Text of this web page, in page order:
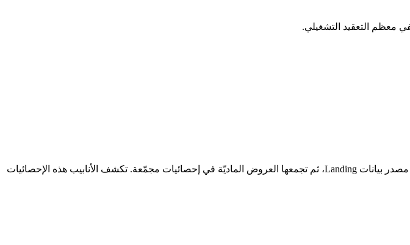
تبدو البنية المعمارية كما يلي. يرسل تطبيق Next.js الأحداث إلى Tinybird Events API. يخزنها Tinybird في مصدر بيانات Landing، ثم تجمعها العروض الماديّة في إحصائيات مجمّعة. تكشف الأنابيب هذه الإحصائيات